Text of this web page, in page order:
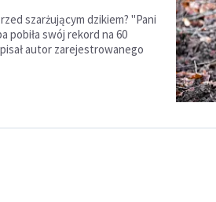
szarżującym dzikiem? "Pani
pobiła swój rekord na 60
autor zarejestrowanego